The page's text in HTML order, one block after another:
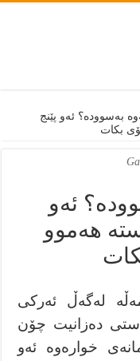
بەسوودە؟ ئەو پێنج
بکات
ئەو
هەموو
لەگەڵ ئەركی
دەزانیت چۆن
خوارەوە ئەو